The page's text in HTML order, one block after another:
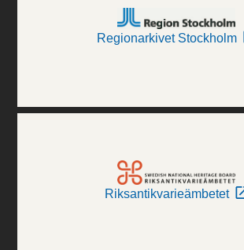
Regionarkivet Stockholm
Riksantikvarieämbetet